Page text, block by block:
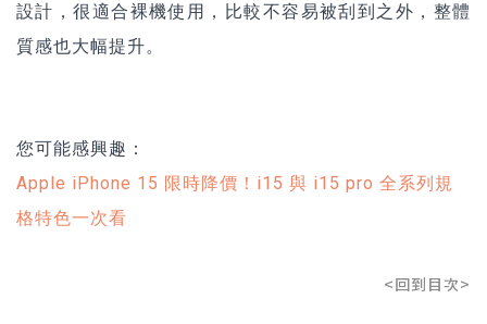
設計，很適合裸機使用，比較不容易被刮到之外，整體
質感也大幅提升。
您可能感興趣：
Apple iPhone 15 限時降價！i15 與 i15 pro 全系列規
格特色一次看
<回到目次>